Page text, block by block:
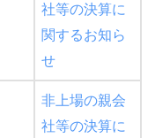
社等の決算に
関するお知ら
せ
非上場の親会
社等の決算に